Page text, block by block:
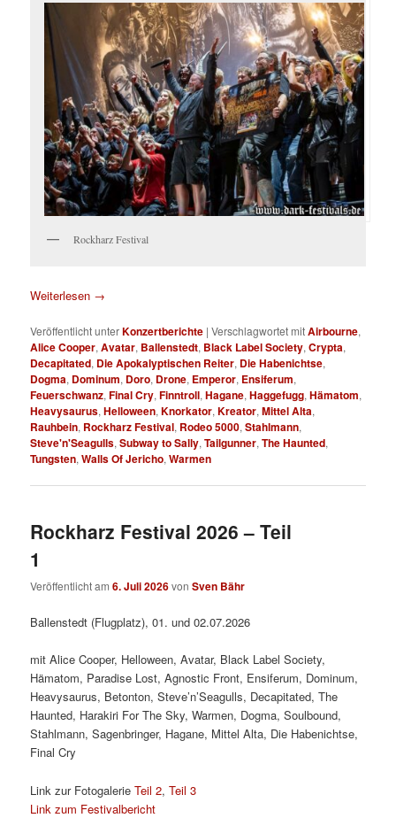
Rockharz Festival
Weiterlesen →
Veröffentlicht unterKonzertberichte |Verschlagwortet mitAirbourne,
Alice Cooper,Avatar, Ballenstedt, Black Label Society,Crypta,
Decapitated, Die Apokalyptischen Reiter, Die Habenichtse,
Dogma, Dominum, Doro, Drone, Emperor, Ensiferum,
Feuerschwanz,Final Cry,Finntroll,Hagane,Haggefugg,Hämatom,
Heavysaurus,Helloween,Knorkator,Kreator,Mittel Alta,
Rauhbein, Rockharz Festival, Rodeo 5000,Stahlmann,
Steve'n'Seagulls,Subway to Sally,Tailgunner,The Haunted,
Tungsten,Walls Of Jericho,Warmen
Rockharz Festival 2026 – Teil
1
Veröffentlicht am6. Juli 2026vonSven Bähr
Ballenstedt (Flugplatz), 01. und 02.07.2026
mit Alice Cooper, Helloween, Avatar, Black Label Society,
Hämatom, Paradise Lost, Agnostic Front, Ensiferum, Dominum,
Heavysaurus, Betonton, Steve’n’Seagulls, Decapitated, The
Haunted, Harakiri For The Sky, Warmen, Dogma, Soulbound,
Stahlmann, Sagenbringer, Hagane, Mittel Alta, Die Habenichtse,
Final Cry
Link zur FotogalerieTeil 2,Teil 3
Link zum Festivalbericht